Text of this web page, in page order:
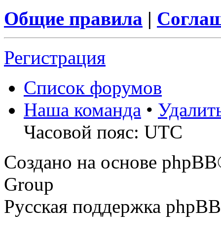
Общие правила |
Регистрация
Список форумов
Наша команда •
Часовой пояс: UTC
Создано на основе
Group
Русская поддержка phpBB